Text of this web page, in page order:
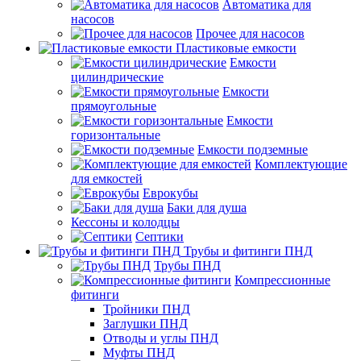
Автоматика для
насосов
Прочее для насосов
Пластиковые емкости
Емкости
цилиндрические
Емкости
прямоугольные
Емкости
горизонтальные
Емкости подземные
Комплектующие
для емкостей
Еврокубы
Баки для душа
Кессоны и колодцы
Септики
Трубы и фитинги ПНД
Трубы ПНД
Компрессионные
фитинги
Тройники ПНД
Заглушки ПНД
Отводы и углы ПНД
Муфты ПНД